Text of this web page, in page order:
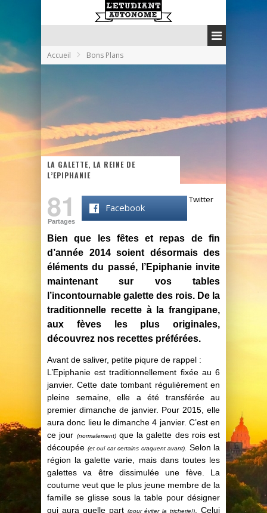
Accueil Bons Plans
LA GALETTE, LA REINE DE
L’EPIPHANIE
81
Partages
Facebook
Twitter
Bien que les fêtes et repas de fin
d’année 2014 soient désormais des
éléments du passé, l’Epiphanie invite
maintenant sur vos tables
l’incontournable galette des rois. De la
traditionnelle recette à la frangipane,
aux fèves les plus originales,
découvrez nos recettes préférées.
Avant de saliver, petite piqure de rappel :
L’Epiphanie est traditionnellement fixée au 6
janvier. Cette date tombant régulièrement en
pleine semaine, elle a été transférée au
premier dimanche de janvier. Pour 2015, elle
aura donc lieu le dimanche 4 janvier. C’est en
ce jour (normalement)que la galette des rois est
découpée (et oui car certains craquent avant).
Selon la
région la galette varie, mais dans toutes les
galettes va être dissimulée une fève. La
coutume veut que le plus jeune membre de la
famille se glisse sous la table pour désigner
qui aura quelle part (pour éviter la tricherie!)
. Celui